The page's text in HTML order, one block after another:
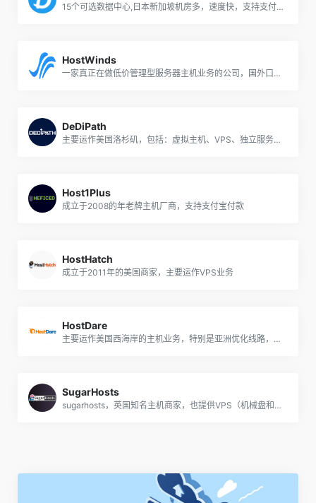
15个可选数据中心,日本新加坡机房多，速度快，支持支付宝付款
HostWinds
一家真正在做低价管理型服务器主机业务的公司，国外口碑好到爆炸！
DeDiPath
主要运作美国洛杉矶，包括：虚拟主机、VPS、独立服务器，尤其是VPS，配置高（大内存、大硬盘、大流量），价格低，还有Windows系统；支持支付宝、PayPal等付款
Host1Plus
成立于2008的年老牌主机厂商，支持支付宝付款
HostHatch
成立于2011年的美国商家，主要运作VPS业务
HostDare
主要运作美国西海岸的主机业务，特别是亚洲优化线路，支持支付宝付款
SugarHosts
sugarhosts，英国知名主机商家，也提供VPS（机械盘和SSD，基于XEN，也有windows），洛杉矶、香港、台湾机房.网站支持中文，方便